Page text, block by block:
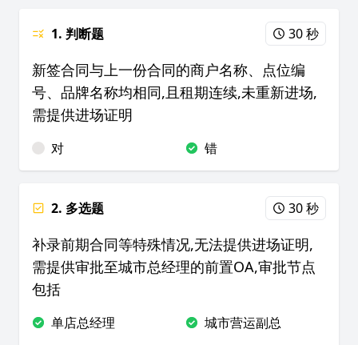
1. 判断题 30 秒
新签合同与上一份合同的商户名称、点位编
号、品牌名称均相同,且租期连续,未重新进场,
需提供进场证明
对 错
2. 多选题 30 秒
补录前期合同等特殊情况,无法提供进场证明,
需提供审批至城市总经理的前置OA,审批节点
包括
单店总经理
城市营运副总